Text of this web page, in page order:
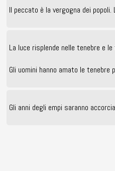
Il peccato è la vergogna dei
La luce risplende nelle tenebre e
Gli uomini hanno amato le tenebre
Gli anni degli empi saranno